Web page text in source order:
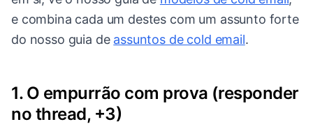
e combina cada um destes com um assunto forte
do nosso guia de assuntos de cold email.
1. O empurrão com prova (responder
no thread, +3)